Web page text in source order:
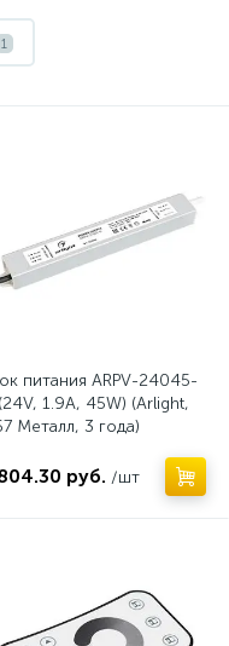
1
питания ARPV-24045-
1.9A, 45W) (Arlight,
Металл, 3 года)
руб. /шт